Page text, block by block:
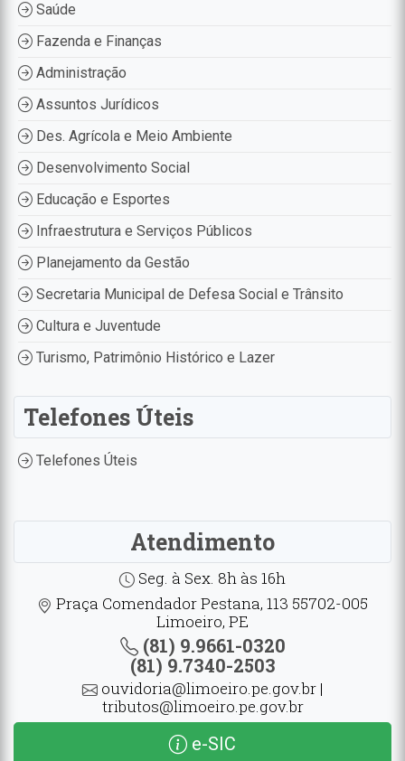
Saúde
Fazenda e Finanças
Administração
Assuntos Jurídicos
Des. Agrícola e Meio Ambiente
Desenvolvimento Social
Educação e Esportes
Infraestrutura e Serviços Públicos
Planejamento da Gestão
Secretaria Municipal de Defesa Social e Trânsito
Cultura e Juventude
Turismo, Patrimônio Histórico e Lazer
Telefones Úteis
Telefones Úteis
Atendimento
Seg. à Sex. 8h às 16h
Praça Comendador Pestana, 113 55702-005
Limoeiro, PE
(81) 9.9661-0320
(81) 9.7340-2503
ouvidoria@limoeiro.pe.gov.br |
tributos@limoeiro.pe.gov.br
e-SIC